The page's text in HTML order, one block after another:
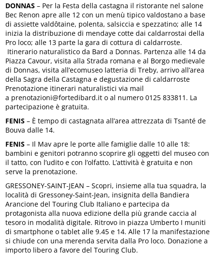
DONNAS – Per la Festa della castagna il ristorante nel salone
Bec Renon apre alle 12 con un menù tipico valdostano a base
di assiette valdôtaine, polenta, salsiccia e spezzatino; alle 14
inizia la distribuzione di mendaye cotte dai caldarrostai della
Pro loco; alle 13 parte la gara di cottura di caldarroste.
Itinerario naturalistico da Bard a Donnas. Partenza alle 14 da
Piazza Cavour, visita alla Strada romana e al Borgo medievale
di Donnas, visita all’ecomuseo latteria di Treby, arrivo all’area
della Sagra della Castagna e degustazione di caldarroste
Prenotazione itinerari naturalistici via mail
a prenotazioni@fortedibard.it o al numero 0125 833811. La
partecipazione è gratuita.
FENIS – È tempo di castagnata all’area attrezzata di Tsanté de
Bouva dalle 14.
FENIS – Il Mav apre le porte alle famiglie dalle 10 alle 18:
bambini e genitori potranno scoprire gli oggetti del museo con
il tatto, con l’udito e con l’olfatto. L’attività è gratuita e non
serve la prenotazione.
GRESSONEY-SAINT-JEAN – Scopri, insieme alla tua squadra, la
località di Gressoney-Saint-Jean, insignita della Bandiera
Arancione del Touring Club Italiano e partecipa da
protagonista alla nuova edizione della più grande caccia al
tesoro in modalità digitale. Ritrovo in piazza Umberto I muniti
di smartphone o tablet alle 9.45 e 14. Alle 17 la manifestazione
si chiude con una merenda servita dalla Pro loco. Donazione a
importo libero a favore del Touring Club.